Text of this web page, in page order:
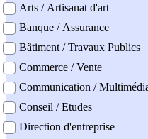
Arts / Artisanat d'art
Banque / Assurance
Bâtiment / Travaux Publics
Commerce / Vente
Communication /
Conseil / Etudes
Direction d'entreprise